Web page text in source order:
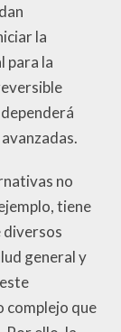
la
para la
no
tiene
diversos
general y
complejo que